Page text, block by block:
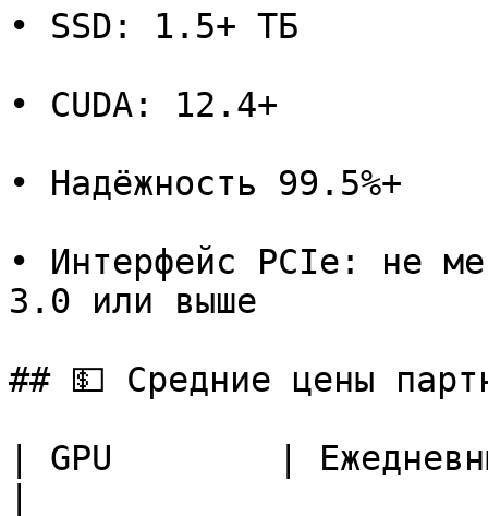
• SSD: 1.5+ ТБ
• CUDA: 12.4+
• Надёжность 99.5%+
• Интерфейс PCIe: не
3.0 или выше
## 💵 Средние цены
| GPU        |